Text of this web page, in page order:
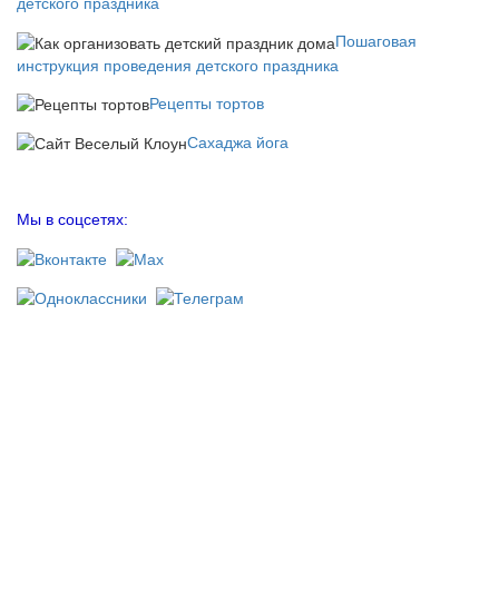
детского праздника
Пошаговая
инструкция проведения детского праздника
Рецепты тортов
Сахаджа йога
Мы в соцсетях: